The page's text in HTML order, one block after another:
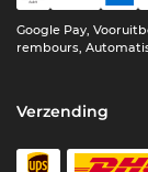
Google Pay,
rembours,
Verzending